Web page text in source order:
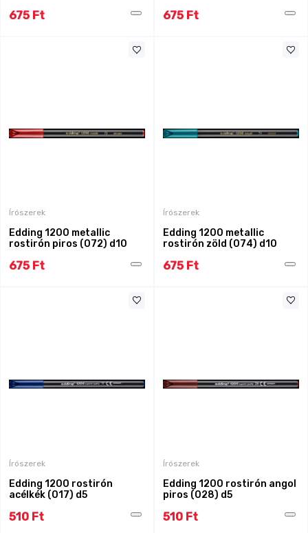
675 Ft 675 Ft
Írószerek
Edding 1200 metallic
rostirón piros (072) d10
675 Ft
Írószerek
Edding 1200 metallic
rostirón zöld (074) d10
675 Ft
Írószerek
Edding 1200 rostirón
acélkék (017) d5
510 Ft
Írószerek
Edding 1200 rostirón angol
piros (028) d5
510 Ft